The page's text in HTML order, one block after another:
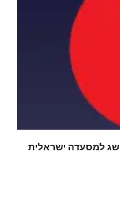
למסעדה ישראלית